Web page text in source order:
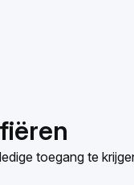
toegang te